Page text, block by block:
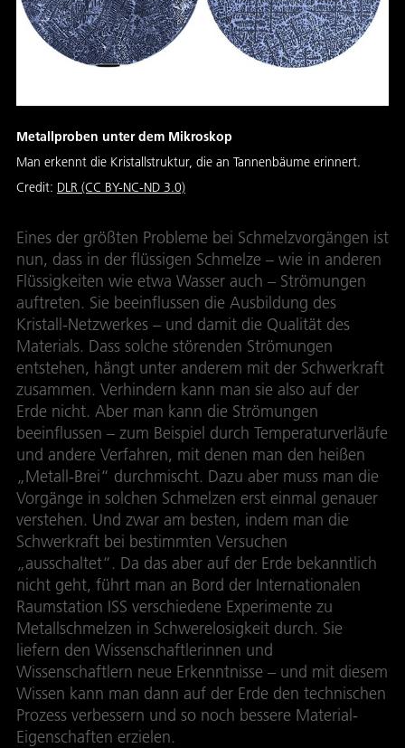
Metallproben unter dem Mikroskop
Man erkennt die Kristallstruktur, die an Tannenbäume erinnert.
Credit: DLR (CC BY-NC-ND 3.0)
Eines der größten Probleme bei Schmelzvorgängen ist
nun, dass in der flüssigen Schmelze – wie in anderen
Flüssigkeiten wie etwa Wasser auch – Strömungen
auftreten. Sie beeinflussen die Ausbildung des
Kristall-Netzwerkes – und damit die Qualität des
Materials. Dass solche störenden Strömungen
entstehen, hängt unter anderem mit der Schwerkraft
zusammen. Verhindern kann man sie also auf der
Erde nicht. Aber man kann die Strömungen
beeinflussen – zum Beispiel durch Temperaturverläufe
und andere Verfahren, mit denen man den heißen
„Metall-Brei“ durchmischt. Dazu aber muss man die
Vorgänge in solchen Schmelzen erst einmal genauer
verstehen. Und zwar am besten, indem man die
Schwerkraft bei bestimmten Versuchen
„ausschaltet“. Da das aber auf der Erde bekanntlich
nicht geht, führt man an Bord der Internationalen
Raumstation ISS verschiedene Experimente zu
Metallschmelzen in Schwerelosigkeit durch. Sie
liefern den Wissenschaftlerinnen und
Wissenschaftlern neue Erkenntnisse – und mit diesem
Wissen kann man dann auf der Erde den technischen
Prozess verbessern und so noch bessere Material-
Eigenschaften erzielen.